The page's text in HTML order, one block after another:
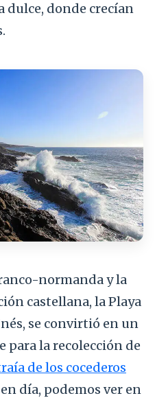
dulce, donde crecían
normanda y la
castellana, la Playa
se convirtió en un
para la recolección de
de los cocederos
día, podemos ver en